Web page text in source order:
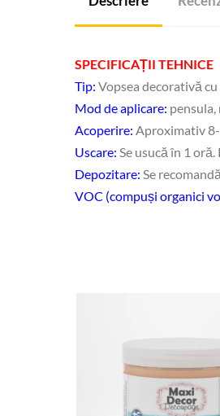
SPECIFICAȚII TEHNICE
Tip: Vopsea decorativă cu
Mod de aplicare: pensula,
Acoperire: Aproximativ
Uscare: Se usucă în 1
Depozitare: Se
VOC (compuși organici